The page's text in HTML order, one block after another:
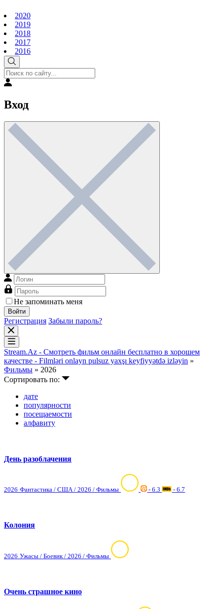
2020
2019
2018
2017
2016
Вход
Не запоминать меня
Войти
Регистрация Забыли пароль?
Stream.Az - Смотреть фильм онлайн бесплатно в хорошем
качестве - Filmləri onlayn pulsuz yaxşı keyfiyyətdə izləyin »
Фильмы » 2026
Сортировать по:
дате
популярности
посещаемости
алфавиту
День разоблачения
2026 Фантастика / США / 2026 / Фильмы - 6.3 - 6.7
Колония
2026 Ужасы / Боевик / 2026 / Фильмы
Очень страшное кино